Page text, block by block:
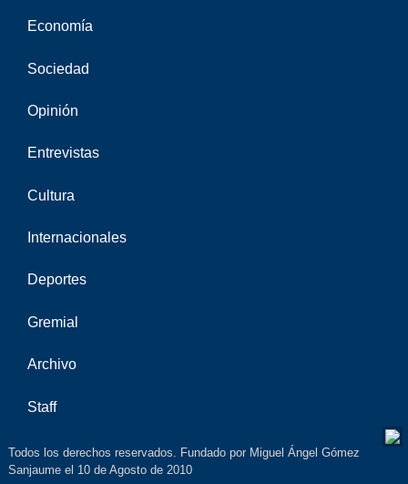
Economía
Sociedad
Opinión
Entrevistas
Cultura
Internacionales
Deportes
Gremial
Archivo
Staff
Todos los derechos reservados. Fundado por Miguel Ángel Gómez
Sanjaume el 10 de Agosto de 2010